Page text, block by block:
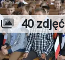
Liczba
40 zdjęć